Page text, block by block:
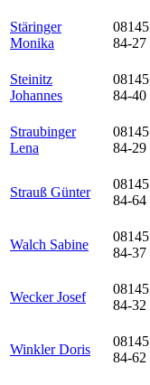
Stäringer
Monika
08145
84-27
Steinitz
Johannes
08145
84-40
Straubinger
Lena
08145
84-29
Strauß Günter
08145
84-64
Walch Sabine
08145
84-37
Wecker Josef
08145
84-32
Winkler Doris
08145
84-62